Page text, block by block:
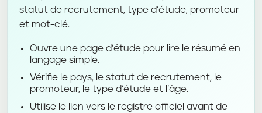
statut de recrutement, type d’étude, promoteur
et mot-clé.
Ouvre une page d’étude pour lire le résumé en
langage simple.
Vérifie le pays, le statut de recrutement, le
promoteur, le type d’étude et l’âge.
Utilise le lien vers le registre officiel avant de